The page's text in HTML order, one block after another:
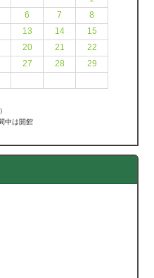
6 7
8
13 14
15
20 21
22
27 28
29
中は開館